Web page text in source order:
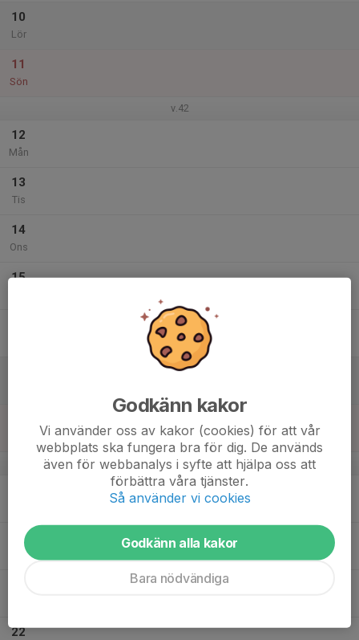
10
Lör
11
Sön
v.42
12
Mån
13
Tis
14
Ons
15
v.43
20
22
Godkänn kakor
Vi använder oss av kakor (cookies) för att vår
webbplats ska fungera bra för dig. De används
även för webbanalys i syfte att hjälpa oss att
förbättra våra tjänster.
Så använder vi cookies
Godkänn alla kakor
Bara nödvändiga